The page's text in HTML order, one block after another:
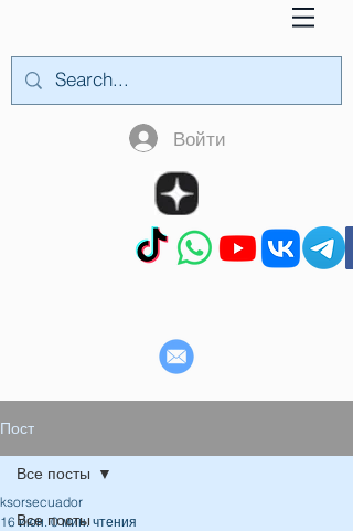
Войти
Пост
Все посты
Все посты
ksorsecuador
16 июн. 0 мин. чтения